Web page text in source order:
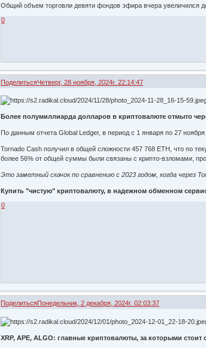
Общий объем торговли девяти фондов эфира вчера увеличился
0
ПоделитьсяЧетверг, 28 ноября, 2024г. 22:14:47
Более полумиллиарда долларов в криптовалюте отмыто
По данным отчета Global Ledger, в период с 1 января по 27
Tornado Cash получил в общей сложности 457 768 ETH, что по
более 56% от общей суммы были связаны с крипто-взломами,
Это заметный скачок по сравнению с 2023 годом, когда через
Купить "чистую" криптовалюту, в надежном обменном
0
ПоделитьсяПонедельник, 2 декабря, 2024г. 02:03:37
XRP, APE, ALGO: главные криптовалюты, за которыми стоит